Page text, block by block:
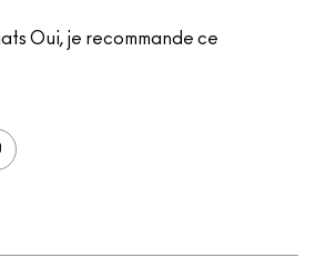
Oui, je recommande ce